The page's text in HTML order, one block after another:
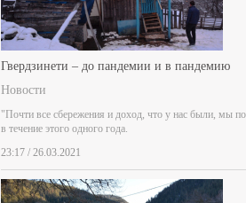
Гвердзинети – до пандемии и в пандемию
Новости
"Почти все сбережения и доход, что у нас были, мы
в течение этого одного года.
23:17 / 26.03.2021